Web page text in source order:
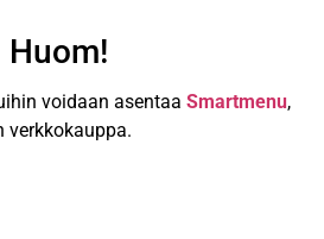
Huom!
voidaan asentaa Smartmenu,
verkkokauppa.